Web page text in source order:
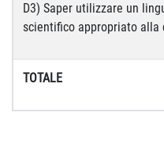
D3) Saper utilizzare un
scientifico appropriato alla
TOTALE